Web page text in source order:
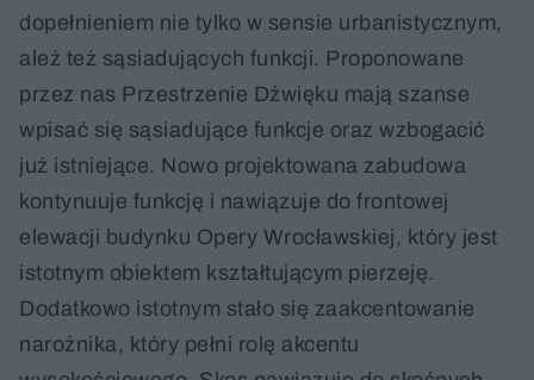
dopełnieniem nie tylko w sensie urbanistycznym,
ależ też sąsiadujących funkcji. Proponowane
przez nas Przestrzenie Dźwięku mają szanse
wpisać się sąsiadujące funkcje oraz wzbogacić
już istniejące. Nowo projektowana zabudowa
kontynuuje funkcję i nawiązuje do frontowej
elewacji budynku Opery Wrocławskiej, który jest
istotnym obiektem kształtującym pierzeję.
Dodatkowo istotnym stało się zaakcentowanie
narożnika, który pełni rolę akcentu